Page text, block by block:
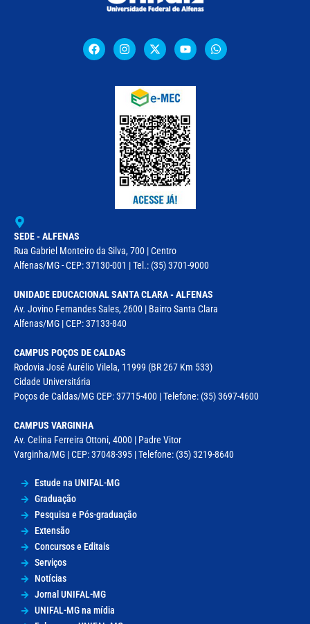
SEDE - ALFENAS
Rua Gabriel Monteiro da Silva, 700 | Centro
Alfenas/MG - CEP: 37130-001 | Tel.: (35) 3701-9000
UNIDADE EDUCACIONAL SANTA CLARA - ALFENAS
Av. Jovino Fernandes Sales, 2600 | Bairro Santa Clara
Alfenas/MG | CEP: 37133-840
CAMPUS POÇOS DE CALDAS
Rodovia José Aurélio Vilela, 11999 (BR 267 Km 533)
Cidade Universitária
Poços de Caldas/MG CEP: 37715-400 | Telefone: (35) 3697-4600
CAMPUS VARGINHA
Av. Celina Ferreira Ottoni, 4000 | Padre Vitor
Varginha/MG | CEP: 37048-395 | Telefone: (35) 3219-8640
Estude na UNIFAL-MG
Graduação
Pesquisa e Pós-graduação
Extensão
Concursos e Editais
Serviços
Notícias
Jornal UNIFAL-MG
UNIFAL-MG na mídia